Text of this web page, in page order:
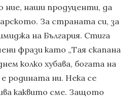
ние, наши продуценти, да
За страната си, за
на България. Стига
фрази като „Тая скапана
колко хубава, богата на
родината ни. Нека се
каквито сме. Защото